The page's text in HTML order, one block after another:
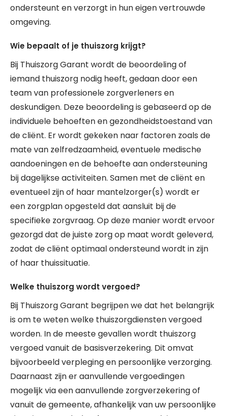
ondersteunt en verzorgt in hun eigen vertrouwde
omgeving.
Wie bepaalt of je thuiszorg krijgt?
Bij Thuiszorg Garant wordt de beoordeling of
iemand thuiszorg nodig heeft, gedaan door een
team van professionele zorgverleners en
deskundigen. Deze beoordeling is gebaseerd op de
individuele behoeften en gezondheidstoestand van
de cliënt. Er wordt gekeken naar factoren zoals de
mate van zelfredzaamheid, eventuele medische
aandoeningen en de behoefte aan ondersteuning
bij dagelijkse activiteiten. Samen met de cliënt en
eventueel zijn of haar mantelzorger(s) wordt er
een zorgplan opgesteld dat aansluit bij de
specifieke zorgvraag. Op deze manier wordt ervoor
gezorgd dat de juiste zorg op maat wordt geleverd,
zodat de cliënt optimaal ondersteund wordt in zijn
of haar thuissituatie.
Welke thuiszorg wordt vergoed?
Bij Thuiszorg Garant begrijpen we dat het belangrijk
is om te weten welke thuiszorgdiensten vergoed
worden. In de meeste gevallen wordt thuiszorg
vergoed vanuit de basisverzekering. Dit omvat
bijvoorbeeld verpleging en persoonlijke verzorging.
Daarnaast zijn er aanvullende vergoedingen
mogelijk via een aanvullende zorgverzekering of
vanuit de gemeente, afhankelijk van uw persoonlijke